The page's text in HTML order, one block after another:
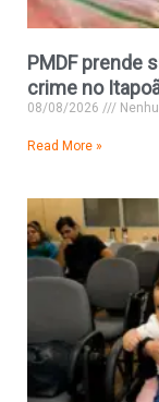
PMDF prende
crime no
08/08/2026
Read More »